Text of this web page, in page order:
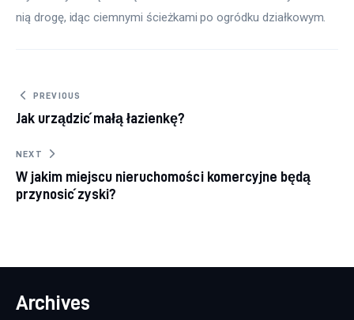
nią drogę, idąc ciemnymi ścieżkami po ogródku działkowym.
Nawigacja wpisu
PREVIOUS
Jak urządzić małą łazienkę?
NEXT
W jakim miejscu nieruchomości komercyjne będą
przynosić zyski?
Archives